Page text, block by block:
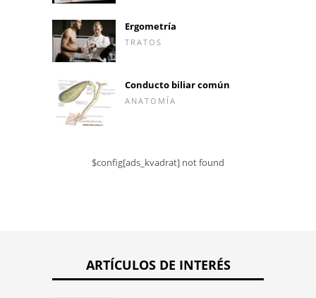
Ergometría
TRATOS
Conducto biliar común
ANATOMÍA
$config[ads_kvadrat] not found
ARTÍCULOS DE INTERÉS